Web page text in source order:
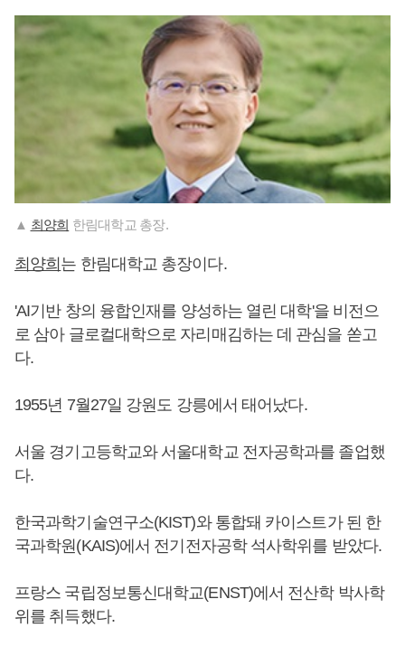
▲ 최양희 한림대학교 총장.
최양희 는 한림대학교 총장이다.
'AI기반 창의 융합인재를 양성하는 열린 대학'을 비전으
로 삼아 글로컬대학으로 자리매김하는 데 관심을 쏟고
다.
1955년 7월27일 강원도 강릉에서 태어났다.
서울 경기고등학교와 서울대학교 전자공학과를 졸업했
다.
한국과학기술연구소(KIST)와 통합돼 카이스트가 된 한
국과학원(KAIS)에서 전기전자공학 석사학위를 받았다.
프랑스 국립정보통신대학교(ENST)에서 전산학 박사학
위를 취득했다.